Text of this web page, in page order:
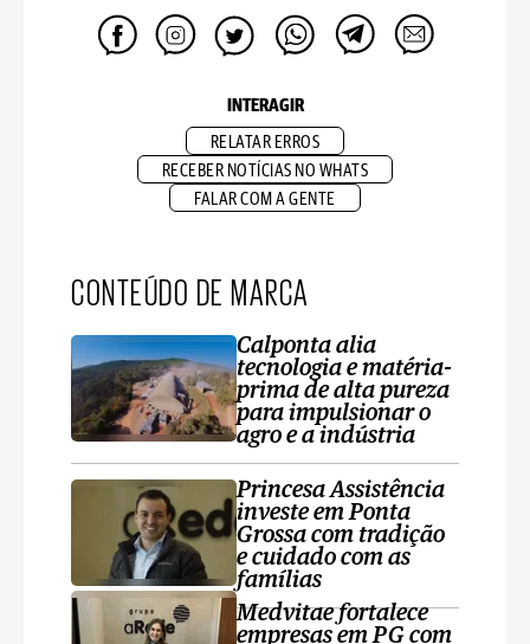
INTERAGIR
RELATAR ERROS
RECEBER NOTÍCIAS NO WHATS
FALAR COM A GENTE
CONTEÚDO DE MARCA
Calponta alia
tecnologia e matéria-
prima de alta pureza
para impulsionar o
agro e a indústria
Princesa Assistência
investe em Ponta
Grossa com tradição
e cuidado com as
famílias
Medvitae fortalece
empresas em PG com